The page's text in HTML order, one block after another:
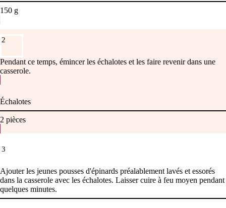
150 g
2
Pendant ce temps, émincer les échalotes et les faire revenir dans une
casserole.
Échalotes
2 pièces
3
Ajouter les jeunes pousses d'épinards préalablement lavés et essorés
dans la casserole avec les échalotes. Laisser cuire à feu moyen pendant
quelques minutes.